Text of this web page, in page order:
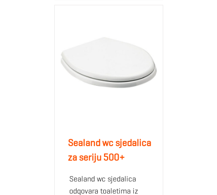
Sealand wc sjedalica
za seriju 500+
Sealand wc sjedalica
odgovara toaletima iz